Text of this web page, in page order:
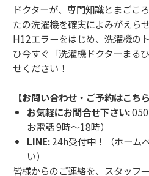
ドクターが、専門知識とまごこ
たの洗濯機を確実によみがえらせ
H12エラーをはじめ、洗濯機の
ひ今すぐ「洗濯機ドクターまる
せください！
【お問い合わせ・ご予約はこちら
お気軽にお問合せ下さい:
お電話 9時～18時）
LINE:24h受付中！（ホーム
い）
皆様からのご連絡を、スタッフ